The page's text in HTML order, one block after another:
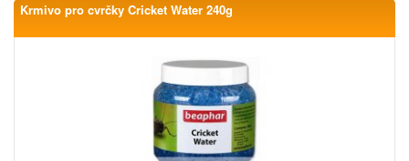
Krmivo pro cvrčky Cricket Water 240g